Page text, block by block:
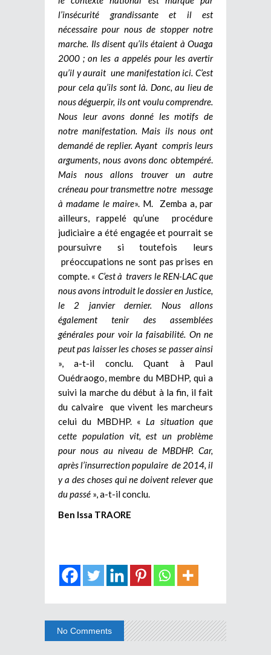
l’insécurité grandissante et il est
nécessaire pour nous de stopper notre
marche. Ils disent qu’ils étaient à Ouaga
2000 ; on les a appelés pour les avertir
qu’il y aurait une manifestation ici. C’est
pour cela qu’ils sont là. Donc, au lieu de
nous déguerpir, ils ont voulu comprendre.
Nous leur avons donné les motifs de
notre manifestation. Mais ils nous ont
demandé de replier. Ayant compris leurs
arguments nous avons donc obtempéré
Mais nous allons trouver un autre
créneau pour transmettre notre message
à madame le maire». M. Zemba a, par
ailleurs, rappelé qu’une procédure
judiciaire a été engagée et pourrait se
poursuivre si toutefois leurs
préoccupations ne sont pas prises en
compte. « C’est à travers le REN-LAC que
nous avons introduit le dossier en Justice,
le 2 janvier dernier. Nous allons
également tenir des assemblées
générales pour voir la faisabilité. On ne
peut pas laisser les choses se passer ainsi
», a-t-il conclu. Quant à Paul
Ouédraogo, membre du MBDHP, qui a
suivi la marche du début à la fin, il fait
du calvaire que vivent les marcheurs
celui du MBDHP. « La situation que
cette population vit, est un problème
pour nous au niveau de MBDHP. Car,
après l’insurrection populaire de 2014, il
y a des choses qui ne doivent relever que
du passé », a-t-il conclu.
Ben Issa TRAORE
No Comments